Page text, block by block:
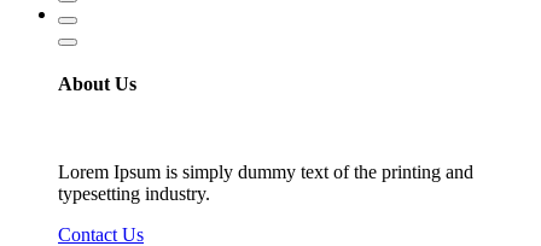
About Us
Lorem Ipsum is simply dummy text of the printing and
typesetting industry.
Contact Us